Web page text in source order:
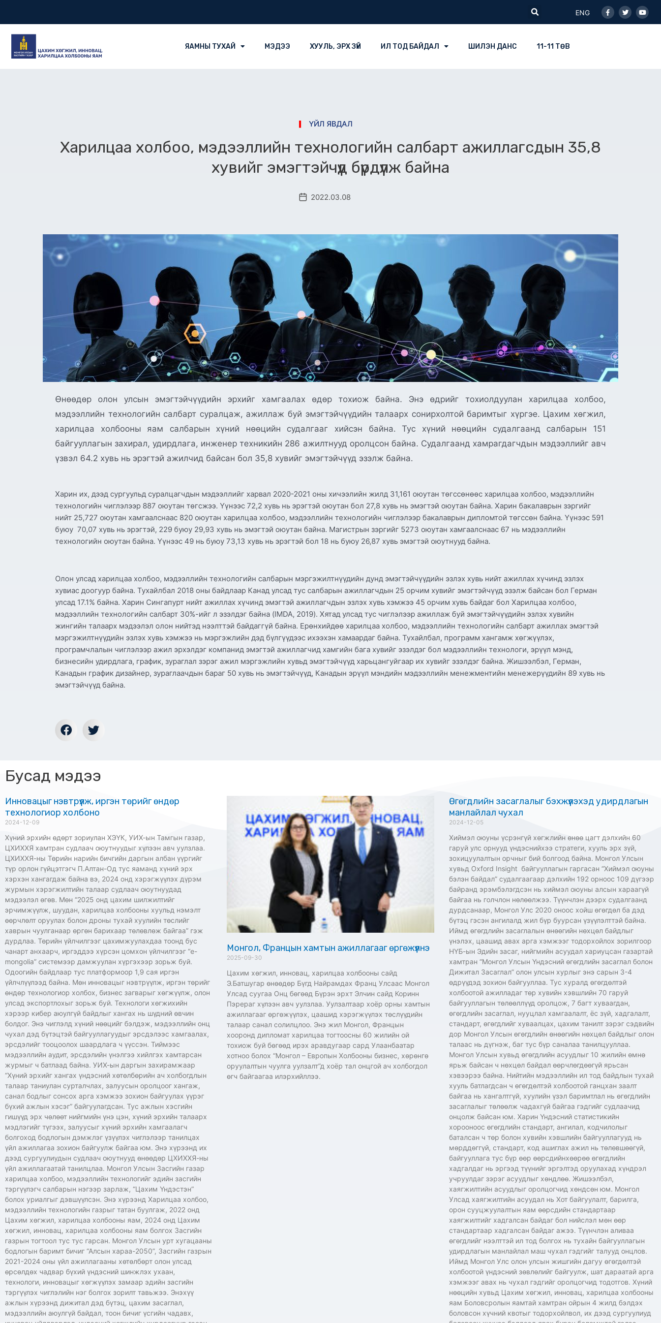
Search
ENG
f
ЯАМНЫ ТУХАЙ МЭДЭЭ ХУУЛЬ, ЭРХ ЗҮЙ ИЛ ТОД БАЙДАЛ ШИЛЭН ДАНС 11-11 ТӨВ
ҮЙЛ ЯВДАЛ
Харилцаа холбоо, мэдээллийн технологийн салбарт ажиллагсдын 35,8
хувийг эмэгтэйчүүд бүрдүүлж байна
2022.03.08
Өнөөдөр олон улсын эмэгтэйчүүдийн эрхийг хамгаалах өдөр тохиож байна. Энэ өдрийг тохиолдуулан харилцаа холбоо,
мэдээллийн технологийн салбарт суралцаж, ажиллаж буй эмэгтэйчүүдийн талаарх сонирхолтой баримтыг хүргэе. Цахим хөгжил,
харилцаа холбооны яам салбарын хүний нөөцийн судалгааг хийсэн байна. Тус хүний нөөцийн судалгаанд салбарын 151
байгууллагын захирал, удирдлага, инженер техникийн 286 ажилтнууд оролцсон байна. Судалгаанд хамрагдагчдын мэдээллийг авч
үзвэл 64.2 хувь нь эрэгтэй ажилчид байсан бол 35,8 хувийг эмэгтэйчүүд эзэлж байна.
Харин их, дээд сургуульд суралцагчдын мэдээллийг харвал 2020-2021 оны хичээлийн жилд 31,161 оюутан төгссөнөөс харилцаа холбоо, мэдээллийн
технологийн чиглэлээр 887 оюутан төгсжээ. Үүнээс 72,2 хувь нь эрэгтэй оюутан бол 27,8 хувь нь эмэгтэй оюутан байна. Харин бакалаврын зэргийг
нийт 25,727 оюутан хамгаалснаас 820 оюутан харилцаа холбоо, мэдээллийн технологийн чиглэлээр бакалаврын дипломтой төгссөн байна. Үүнээс 591
буюу 70,07 хувь нь эрэгтэй, 229 буюу 29,93 хувь нь эмэгтэй оюутан байна. Магистрын зэргийг 5273 оюутан хамгаалснаас 67 нь мэдээллийн
технологийн оюутан байна. Үүнээс 49 нь буюу 73,13 хувь нь эрэгтэй бол 18 нь буюу 26,87 хувь эмэгтэй оюутнууд байна.
Олон улсад харилцаа холбоо, мэдээллийн технологийн салбарын мэргэжилтнүүдийн дунд эмэгтэйчүүдийн эзлэх хувь нийт ажиллах хүчинд эзлэх
хувиас доогуур байна. Тухайлбал 2018 оны байдлаар Канад улсад тус салбарын ажиллагчдын 25 орчим хувийг эмэгтэйчүүд эзэлж байсан бол Герман
улсад 17.1% байна. Харин Сингапурт нийт ажиллах хүчинд эмэгтэй ажиллагчдын эзлэх хувь хэмжээ 45 орчим хувь байдаг бол Харилцаа холбоо,
мэдээллийн технологийн салбарт 30%-ийг л эзэлдэг байна (IMDA, 2019). Хятад улсад тус чиглэлээр ажиллаж буй эмэгтэйчүүдийн эзлэх хувийн
жингийн талаарх мэдээлэл олон нийтэд нээлттэй байдаггүй байна. Ерөнхийдөө харилцаа холбоо, мэдээллийн технологийн салбарт ажиллах эмэгтэй
мэргэжилтнүүдийн эзлэх хувь хэмжээ нь мэргэжлийн дэд бүлгүүдээс ихээхэн хамаардаг байна. Тухайлбал, программ хангамж хөгжүүлэх,
програмчлалын чиглэлээр ажил эрхэлдэг компанид эмэгтэй ажиллагчид хамгийн бага хувийг эзэлдэг бол мэдээллийн технологи, эрүүл мэнд,
бизнесийн удирдлага, график, зураглал зэрэг ажил мэргэжлийн хувьд эмэгтэйчүүд харьцангуйгаар их хувийг эзэлдэг байна. Жишээлбэл, Герман,
Канадын график дизайнер, зураглаачдын бараг 50 хувь нь эмэгтэйчүүд, Канадын эрүүл мэндийн мэдээллийн менежментийн менежерүүдийн 89 хувь нь
эмэгтэйчүүд байна.
Бусад мэдээ
Инновацыг нэвтрүүлж, иргэн төрийг өндөр
технологиор холбоно
2024-12-09
Хүний эрхийн өдөрт зориулан ХЭҮК, УИХ-ын Тамгын газар,
ЦХИХХЯ хамтран судлаач оюутнуудыг хүлээн авч уулзлаа.
ЦХИХХЯ-ны Төрийн нарийн бичгийн даргын албан үүргийг
түр орлон гүйцэтгэгч П.Алтан-Од тус яаманд хүний эрх
хэрхэн хангагдаж байна вэ, 2024 онд хэрэгжүүлэх дүрэм
журмын хэрэгжилтийн талаар судлаач оюутнуудад
мэдээлэл өгөв. Мөн “2025 онд цахим шилжилтийг
эрчимжүүлж, шуудан, харилцаа холбооны хуульд нэмэлт
өөрчлөлт оруулах болон дроны тухай хуулийн төслийг
хаврын чуулганаар өргөн барихаар төлөвлөж байгаа” гэж
дурдлаа. Төрийн үйлчилгээг цахимжуулахдаа тоонд бус
чанарт анхаарч, иргэддээ хүрсэн цомхон үйлчилгээг “e-
mongolia” системээр дамжуулан хүргэхээр зорьж буй.
Одоогийн байдлаар тус платформоор 1,9 сая иргэн
үйлчлүүлээд байна. Мөн инновацыг нэвтрүүлж, иргэн төрийг
өндөр технологиор холбох, бизнес загварыг хөгжүүлж, олон
улсад экспортлохыг зорьж буй. Технологи хөгжихийн
хэрээр кибер аюулгүй байдлыг хангах нь шүдний өвчин
болдог. Энэ чиглэлд хүний нөөцийг бэлдэж, мэдээллийн онц
чухал дэд бүтэцтэй байгууллагуудыг эрсдэлээс хамгаалах,
эрсдэлийг тооцоолох шаардлага ч үүссэн. Тиймээс
мэдээллийн аудит, эрсдэлийн үнэлгээ хийлгэх хамтарсан
журмыг ч батлаад байна. УИХ-ын даргын захирамжаар
“Хүний эрхийг хангах үндэсний хөтөлбөрийн ач холбогдлын
талаар таниулан сурталчлах, залуусын оролцоог хангаж,
санал бодлыг сонсох арга хэмжээ зохион байгуулах үүрэг
бүхий ажлын хэсэг” байгуулагдсан. Тус ажлын хэсгийн
гишүүд эрх чөлөөт нийгмийн үнэ цэн, хүний эрхийн талаарх
мэдлэгийг түгээх, залуусыг хүний эрхийн хамгаалагч
болгоход бодлогын дэмжлэг үзүүлэх чиглэлээр танилцах
үйл ажиллагаа зохион байгуулж байгаа юм. Энэ хүрээнд их
дээд сургуулиудын судлаач оюутнууд өнөөдөр ЦХИХХЯ-ны
үйл ажиллагаатай танилцлаа. Монгол Улсын Засгийн газар
харилцаа холбоо, мэдээллийн технологийг эдийн засгийн
тэргүүлэгч салбарын нэгээр зарлаж, “Цахим Үндэстэн”
болох уриалгыг дэвшүүлсэн. Энэ хүрээнд Харилцаа холбоо,
мэдээллийн технологийн газрыг татан буулгаж, 2022 онд
Цахим хөгжил, харилцаа холбооны яам, 2024 онд Цахим
хөгжил, инновац, харилцаа холбооны яам болгох Засгийн
газрын тогтоол тус тус гарсан. Монгол Улсын урт хугацааны
бодлогын баримт бичиг “Алсын хараа-2050”, Засгийн газрын
2021-2024 оны үйл ажиллагааны хөтөлбөрт олон улсад
өрсөлдөх чадвар бүхий үндэсний шинжлэх ухаан,
технологи, инновацыг хөгжүүлэх замаар эдийн засгийн
тэргүүлэх чиглэлийн нэг болгох зорилт тавьжээ. Энэхүү
ажлын хүрээнд дижитал дэд бүтэц, цахим засаглал,
мэдээллийн аюулгүй байдал, тоон бичиг үсгийн чадавх,
Монгол, Францын хамтын ажиллагааг өргөжүүлнэ
2025-09-30
Цахим хөгжил, инновац, харилцаа холбооны сайд
Э.Батшугар өнөөдөр Бүгд Найрамдах Франц Улсаас Монгол
Улсад суугаа Онц бөгөөд Бүрэн эрхт Элчин сайд Коринн
Пэрераг хүлээн авч уулзлаа. Уулзалтаар хоёр орны хамтын
ажиллагааг өргөжүүлэх, цаашид хэрэгжүүлэх төслүүдийн
талаар санал солилцлоо. Энэ жил Монгол, Францын
хооронд дипломат харилцаа тогтоосны 60 жилийн ой
тохиож буй бөгөөд ирэх аравдугаар сард Улаанбаатар
хотноо болох “Монгол – Европын Холбооны бизнес, хөрөнгө
оруулалтын чуулга уулзалт”д хоёр тал онцгой ач холбогдол
өгч байгаагаа илэрхийллээ.
Өгөгдлийн засаглалыг бэхжүүлэхэд удирдлагын
манлайлал чухал
2024-12-05
Хиймэл оюуны үсрэнгүй хөгжлийн өнөө цагт дэлхийн 60
гаруй улс орнууд үндэснийхээ стратеги, хууль эрх зүй,
зохицуулалтын орчныг бий болгоод байна. Монгол Улсын
хувьд Oxford Insight байгууллагын гаргасан “Хиймэл оюуны
бэлэн байдал” судалгаагаар дэлхийн 192 орноос 109 дүгээр
байранд эрэмбэлэгдсэн нь хиймэл оюуны алсын хараагүй
байгаа нь голчлон нөлөөлжээ. Түүнчлэн дээрх судалгаанд
дурдсанаар, Монгол Улс 2020 оноос хойш өгөгдөл ба дэд
бүтэц гэсэн ангилалд жил бүр буурсан үзүүлэлттэй байна.
Иймд өгөгдлийн засаглалын өнөөгийн нөхцөл байдлыг
үнэлэх, цаашид авах арга хэмжээг тодорхойлох зорилгоор
НҮБ-ын Эдийн засаг, нийгмийн асуудал хариуцсан газартай
хамтран “Монгол Улсын Үндэсний өгөгдлийн засаглал болон
Дижитал Засаглал” олон улсын хурлыг энэ сарын 3-4
өдрүүдэд зохион байгууллаа. Тус хуралд өгөгдөлтэй
холбоотой ажилладаг төр хувийн хэвшлийн 70 гаруй
байгууллагын төлөөллүүд оролцож, 7 багт хуваагдан,
өгөгдлийн засаглал, нууцлал хамгаалалт, ёс зүй, хадгалалт,
стандарт, өгөгдлийг хуваалцах, цахим танилт зэрэг сэдвийн
дор Монгол Улсын өгөгдлийн өнөөгийн нөхцөл байдлыг олон
талаас нь дүгнэж, баг тус бүр саналаа танилцууллаа.
Монгол Улсын хувьд өгөгдлийн асуудлыг 10 жилийн өмнө
ярьж байсан ч нөхцөл байдал өөрчлөгдөөгүй ярьсан
хэвээрээ байна. Нийтийн мэдээллийн ил тод байдлын тухай
хууль батлагдсан ч өгөгдөлтэй холбоотой ганцхан заалт
байгаа нь хангалтгүй, хуулийн үзэл баримтлал нь өгөгдлийн
засаглалыг төлөөлж чадахгүй байгаа гэдгийг судлаачид
онцолж байсан юм. Харин Үндэсний статистикийн
хорооноос өгөгдлийн стандарт, ангилал, кодчилолыг
баталсан ч төр болон хувийн хэвшлийн байгууллагууд нь
мөрддөггүй, стандарт, код ашиглах ажил нь төлөвшөөгүй,
байгууллага тус бүр өөр өөрсдийнхөөрөө өгөгдлийн
хадгалдаг нь эргээд түүнийг эргэлтэд оруулахад хүндрэл
учруулдаг зэрэг асуудлыг хөндлөө. Жишээлбэл,
хаягжилтийн асуудлыг оролцогчид хөндсөн юм. Монгол
Улсад хаягжилтийн асуудал нь Хот байгуулалт, барилга,
орон сууцжуулалтын яам өөрсдийн стандартаар
хаягжилтийг хадгалсан байдаг бол нийслэл мөн өөр
стандартаар хадгалсан байдаг ажээ. Түүнчлэн аливаа
өгөгдлийг нээлттэй ил тод болгох нь тухайн байгууллагын
удирдлагын манлайлал маш чухал гэдгийг талууд онцлов.
Иймд Монгол Улс олон улсын жишгийн дагуу өгөгдөлтэй
холбоотой үндэсний зөвлөлийг байгуулж, шат дараатай арга
хэмжээг авах нь чухал гэдгийг оролцогчид тодотгов. Хүний
нөөцийн хувьд Цахим хөгжил, инновац, харилцаа холбооны
яам Боловсролын яамтай хамтран ойрын 4 жилд бэлдэх
боловсон хүчний квотыг тодорхойлвол, их дээд сургуулиуд